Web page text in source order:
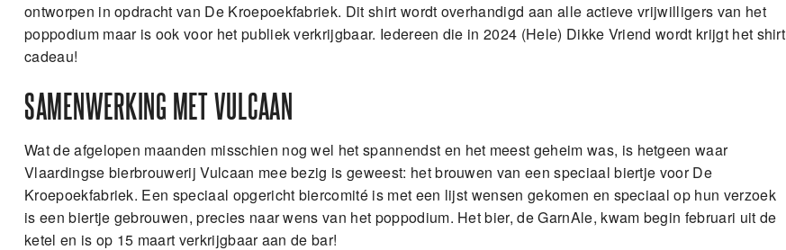
ontworpen in opdracht van De Kroepoekfabriek. Dit shirt wordt overhandigd aan alle actieve vrijwilligers van het
poppodium maar is ook voor het publiek verkrijgbaar. Iedereen die in 2024 (Hele) Dikke Vriend wordt krijgt het shirt
cadeau!
SAMENWERKING MET VULCAAN
Wat de afgelopen maanden misschien nog wel het spannendst en het meest geheim was, is hetgeen waar
Vlaardingse bierbrouwerij Vulcaan mee bezig is geweest: het brouwen van een speciaal biertje voor De
Kroepoekfabriek. Een speciaal opgericht biercomité is met een lijst wensen gekomen en speciaal op hun verzoek
is een biertje gebrouwen, precies naar wens van het poppodium. Het bier, de GarnAle, kwam begin februari uit de
ketel en is op 15 maart verkrijgbaar aan de bar!